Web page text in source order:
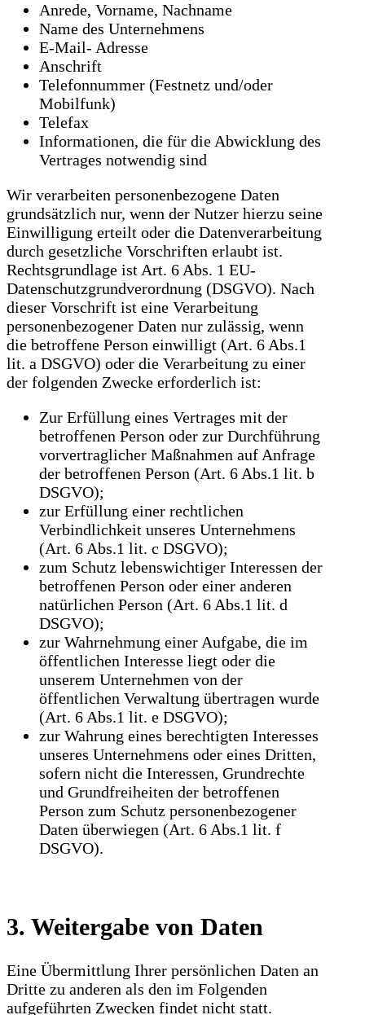
Anrede, Vorname, Nachname
Name des Unternehmens
E-Mail- Adresse
Anschrift
Telefonnummer (Festnetz und/oder
Mobilfunk)
Telefax
Informationen, die für die Abwicklung des
Vertrages notwendig sind
Wir verarbeiten personenbezogene Daten
grundsätzlich nur, wenn der Nutzer hierzu seine
Einwilligung erteilt oder die Datenverarbeitung
durch gesetzliche Vorschriften erlaubt ist.
Rechtsgrundlage ist Art. 6 Abs. 1 EU-
Datenschutzgrundverordnung (DSGVO). Nach
dieser Vorschrift ist eine Verarbeitung
personenbezogener Daten nur zulässig, wenn
die betroffene Person einwilligt (Art. 6 Abs.1
lit. a DSGVO) oder die Verarbeitung zu einer
der folgenden Zwecke erforderlich ist:
Zur Erfüllung eines Vertrages mit der
betroffenen Person oder zur Durchführung
vorvertraglicher Maßnahmen auf Anfrage
der betroffenen Person (Art. 6 Abs.1 lit. b
DSGVO);
zur Erfüllung einer rechtlichen
Verbindlichkeit unseres Unternehmens
(Art. 6 Abs.1 lit. c DSGVO);
zum Schutz lebenswichtiger Interessen der
betroffenen Person oder einer anderen
natürlichen Person (Art. 6 Abs.1 lit. d
DSGVO);
zur Wahrnehmung einer Aufgabe, die im
öffentlichen Interesse liegt oder die
unserem Unternehmen von der
öffentlichen Verwaltung übertragen wurde
(Art. 6 Abs.1 lit. e DSGVO);
zur Wahrung eines berechtigten Interesses
unseres Unternehmens oder eines Dritten,
sofern nicht die Interessen, Grundrechte
und Grundfreiheiten der betroffenen
Person zum Schutz personenbezogener
Daten überwiegen (Art. 6 Abs.1 lit. f
DSGVO).
3. Weitergabe von Daten
Eine Übermittlung Ihrer persönlichen Daten an
Dritte zu anderen als den im Folgenden
aufgeführten Zwecken findet nicht statt.